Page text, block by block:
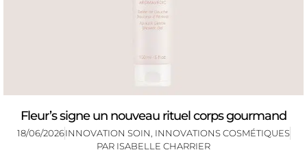
Fleur’s signe un nouveau rituel corps gourmand
18/06/2026INNOVATION SOIN INNOVATIONS COSMÉTIQUES
PAR ISABELLE CHARRIER